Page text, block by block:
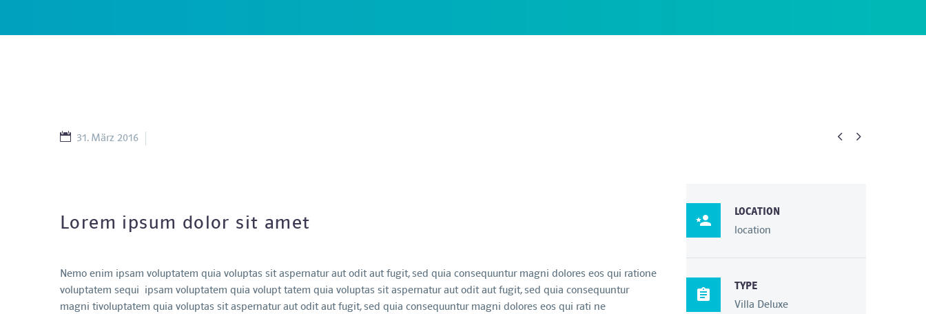
 
31. März 2016
Lorem ipsum dolor sit amet
Nemo enim ipsam voluptatem quia voluptas sit aspernatur aut odit aut fugit, sed quia consequuntur magni dolores eos qui ratione
voluptatem sequi ipsam voluptatem quia volupt tatem quia voluptas sit aspernatur aut odit aut fugit, sed quia consequuntur
magni tivoluptatem quia voluptas sit aspernatur aut odit aut fugit, sed quia consequuntur magni dolores eos qui rati ne

LOCATION
location

TYPE
Villa Deluxe